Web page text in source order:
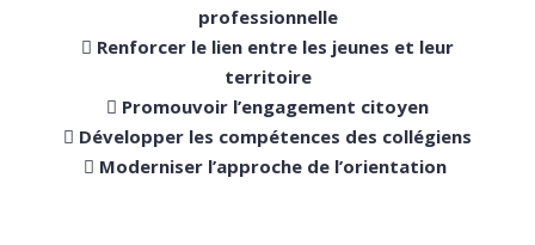
professionnelle
 Renforcer le lien entre les jeunes et leur
territoire
 Promouvoir l’engagement citoyen
 Développer les compétences des collégiens
 Moderniser l’approche de l’orientation